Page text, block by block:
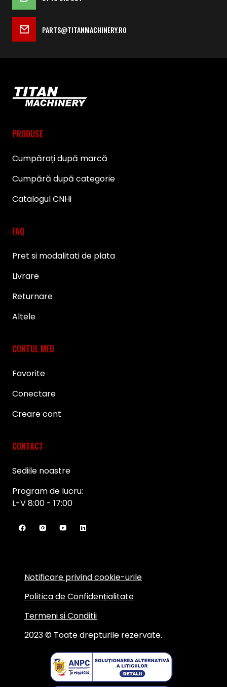
PARTS@TITANMACHINERY.RO
PRODUSE
Cumpărați după marcă
Cumpără după categorie
Catalogul CNHi
FAQ
Pret si modalitati de plata
Livrare
Returnare
Altele
CONTUL MEU
Favorite
Conectare
Creare cont
CONTACT
Sediile noastre
Program de lucru:
L-V 8:00 - 17:00
2023 © Toate drepturile rezervate.
Notificare privind cookie-urile
Politica de Confidențialitate
Termeni si Conditii